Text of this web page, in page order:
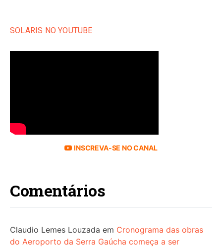
SOLARIS NO YOUTUBE
INSCREVA-SE NO CANAL
Comentários
Claudio Lemes Louzada em Cronograma das obras
do Aeroporto da Serra Gaúcha começa a ser